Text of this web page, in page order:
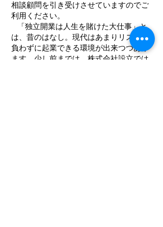
相談顧問を引き受けさせていますのでご
利用ください。
「独立開業は人生を賭けた大仕事」と
は、昔のはなし。現代はあまりリスクを
負わずに起業できる環境が出来つつあり
ます。少し前までは、株式会社設立では